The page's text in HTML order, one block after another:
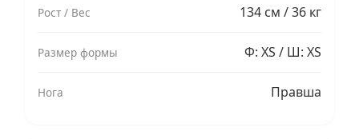
Рост / Вес 134 см / 36 кг
Размер формы Ф: XS / Ш: XS
Нога Правша